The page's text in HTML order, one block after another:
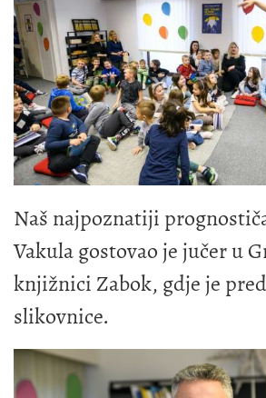
Naš najpoznatiji
Vakula gostovao je jučer u
knjižnici Zabok, gdje je
slikovnice.